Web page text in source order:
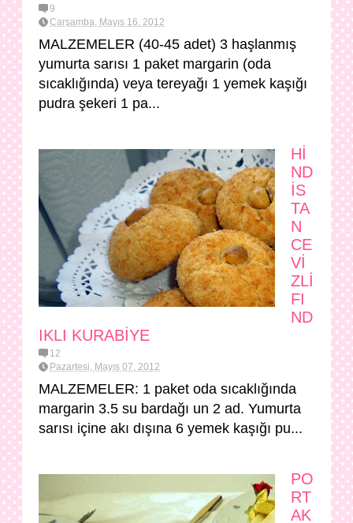
9
Çarşamba, Mayıs 16, 2012
MALZEMELER (40-45 adet) 3 haşlanmış
yumurta sarısı 1 paket margarin (oda
sıcaklığında) veya tereyağı 1 yemek kaşığı
pudra şekeri 1 pa...
Hİ
ND
İS
TA
N
CE
Vİ
ZLİ
FI
ND
IKLI KURABİYE
12
Pazartesi, Mayıs 07, 2012
MALZEMELER: 1 paket oda sıcaklığında
margarin 3.5 su bardağı un 2 ad. Yumurta
sarısı içine akı dışına 6 yemek kaşığı pu...
PO
RT
AK